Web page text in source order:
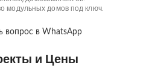
модульных домов под ключ.
вопрос в WhatsApp
и Цены